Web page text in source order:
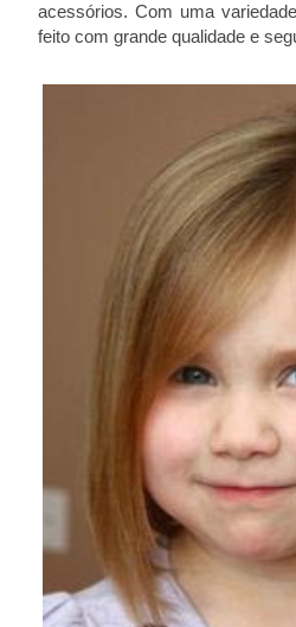
acessórios. Com uma
feito com grande qualidade e